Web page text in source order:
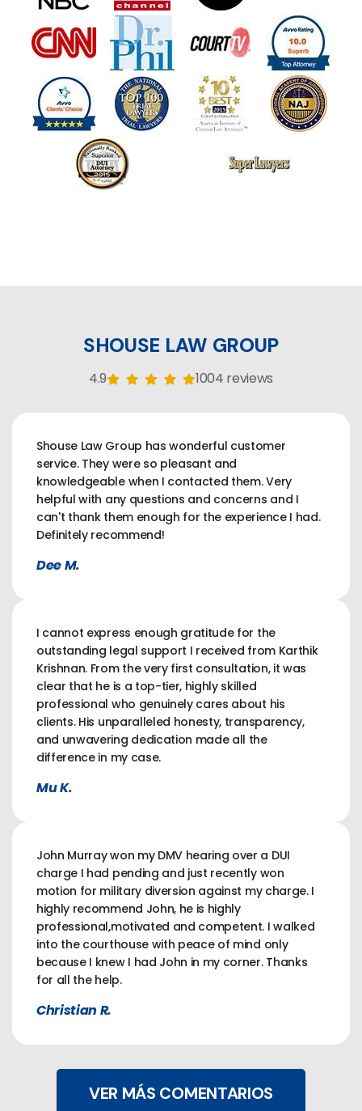
SHOUSE LAW GROUP
4.9 1004 reviews
Shouse Law Group has wonderful customer
service. They were so pleasant and
knowledgeable when I contacted them. Very
helpful with any questions and concerns and I
can't thank them enough for the experience I had.
Definitely recommend!
Dee M.
I cannot express enough gratitude for the
outstanding legal support I received from Karthik
Krishnan. From the very first consultation, it was
clear that he is a top-tier, highly skilled
professional who genuinely cares about his
clients. His unparalleled honesty, transparency,
and unwavering dedication made all the
difference in my case.
Mu K.
John Murray won my DMV hearing over a DUI
charge I had pending and just recently won
motion for military diversion against my charge. I
highly recommend John, he is highly
professional,motivated and competent. I walked
into the courthouse with peace of mind only
because I knew I had John in my corner. Thanks
for all the help.
Christian R.
VER MÁS COMENTARIOS